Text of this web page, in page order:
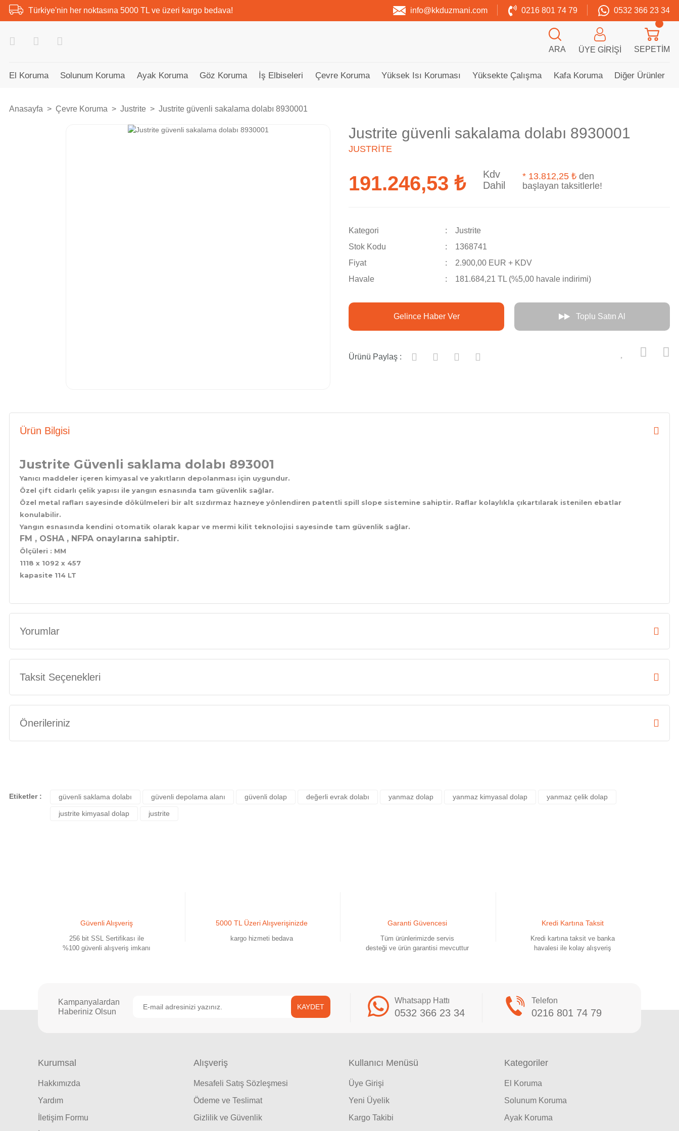
Türkiye'nin her noktasına 5000 TL ve üzeri kargo bedava! info@kkduzmani.com 0216 801 74 79 0532 366 23 34
ARA ÜYE GIRIŞI SEPETIM
El Koruma Solunum Koruma Ayak Koruma Göz Koruma İş Elbiseleri Çevre Koruma Yüksek Isı Koruması Yüksekte Çalışma Kafa Koruma Diğer Ürünler
Anasayfa Çevre Koruma Justrite Justrite güvenli sakalama dolabı 8930001
Justrite güvenli sakalama dolabı 8930001
JUSTRITE
191.246,53 ₺
Kdv
Dahil
* 13.812,25 ₺ den
başlayan taksitlerle!
Kategori
Justrite
Stok Kodu
1368741
Fiyat
2.900,00 EUR + KDV
Havale
181.684,21 TL (%5,00 havale indirimi)
Gelince Haber Ver Toplu Satın Al
Ürünü Paylaş :
Ürün Bilgisi
Justrite Güvenli saklama dolabı 893001
Yanıcı maddeler içeren kimyasal ve yakıtların depolanması için uygundur.
Özel çift cidarlı çelik yapısı ile yangın esnasında tam güvenlik sağlar.
Özel metal rafları sayesinde dökülmeleri bir alt sızdırmaz hazneye yönlendiren patentli spill slope sistemine sahiptir. Raflar kolaylıkla çıkartılarak istenilen ebatlar
konulabilir.
Yangın esnasında kendini otomatik olarak kapar ve mermi kilit teknolojisi sayesinde tam güvenlik sağlar.
FM , OSHA , NFPA onaylarına sahiptir.
Ölçüleri : MM
1118 x 1092 x 457
kapasite 114 LT
Yorumlar
Yorum Yaz
Taksit Seçenekleri
Önerileriniz
Etiketler : güvenli saklama dolabı güvenli depolama alanı güvenli dolap değerli evrak dolabı yanmaz dolap yanmaz kimyasal dolap yanmaz çelik dolap
justrite kimyasal dolap justrite
Güvenli Alışveriş
256 bit SSL Sertifikası ile
%100 güvenli alışveriş imkanı
5000 TL Üzeri Alışverişinizde
kargo hizmeti bedava
Garanti Güvencesi
Tüm ürünlerimizde servis
desteği ve ürün garantisi mevcuttur
Kredi Kartına Taksit
Kredi kartına taksit ve banka
havalesi ile kolay alışveriş
Kampanyalardan
Haberiniz Olsun
KAYDET
Whatsapp Hattı
0532 366 23 34
Telefon
0216 801 74 79
Kurumsal
Hakkımızda
Yardım
İletişim Formu
Alışveriş
Mesafeli Satış Sözleşmesi
Ödeme ve Teslimat
Gizlilik ve Güvenlik
Kullanıcı Menüsü
Üye Girişi
Yeni Üyelik
Kargo Takibi
Kategoriler
El Koruma
Solunum Koruma
Ayak Koruma